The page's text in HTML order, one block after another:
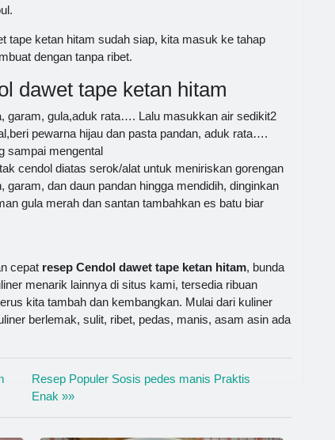
tape ketan hitam sudah siap, kita masuk ke tahap
dengan tanpa ribet.
dawet tape ketan hitam
garam, gula,aduk rata…. Lalu masukkan air sedikit2
pewarna hijau dan pasta pandan, aduk rata….
sampai mengental
cendol diatas serok/alat untuk meniriskan gorengan
dan daun pandan hingga mendidih, dinginkan
gula merah dan santan tambahkan es batu biar
cepat resep Cendol dawet tape ketan hitam, bunda
menarik lainnya di situs kami, tersedia ribuan
kita tambah dan kembangkan. Mulai dari kuliner
berlemak, sulit, ribet, pedas, manis, asam asin ada
Resep Populer Sosis pedes manis Praktis
Enak »»